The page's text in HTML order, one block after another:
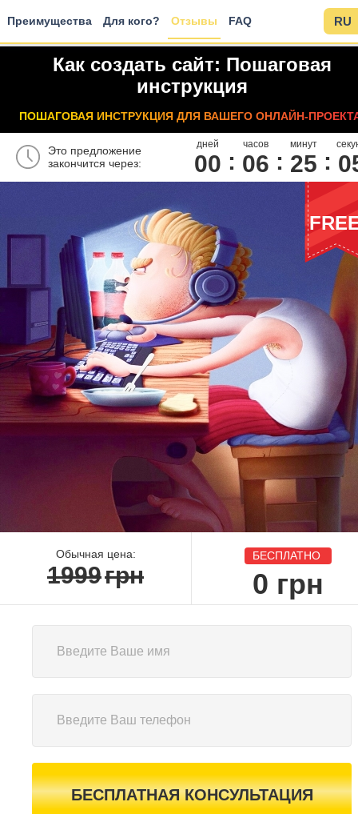
Преимущества Для кого? Отзывы FAQ RU
Как создать сайт: Пошаговая
инструкция
ПОШАГОВАЯ ИНСТРУКЦИЯ ДЛЯ ВАШЕГО ОНЛАЙН-
Это предложение
закончится через:
дней
00
часов
06
минут
25 0
Обычная цена:
1999грн
БЕСПЛАТНО
0 грн
БЕСПЛАТНАЯ КОНСУЛЬТАЦИЯ